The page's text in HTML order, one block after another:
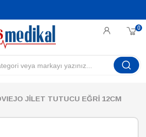
0
JİLET TUTUCU EĞRİ 12CM